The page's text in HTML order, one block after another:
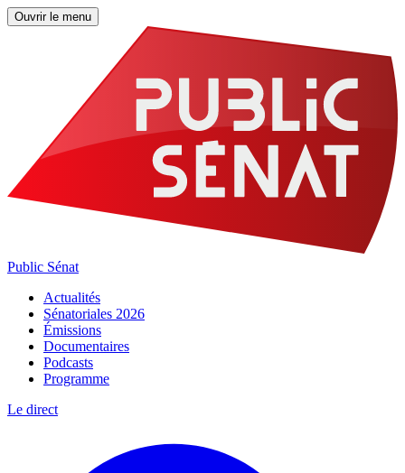
Ouvrir le menu
Public Sénat
Actualités
Sénatoriales 2026
Émissions
Documentaires
Podcasts
Programme
Le direct